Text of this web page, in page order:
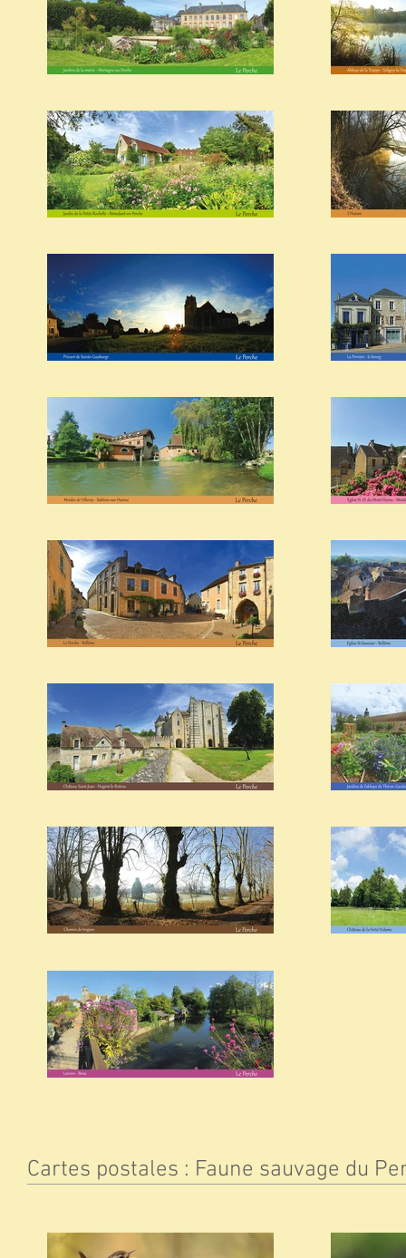
Cartes postales : Faune sauvage du